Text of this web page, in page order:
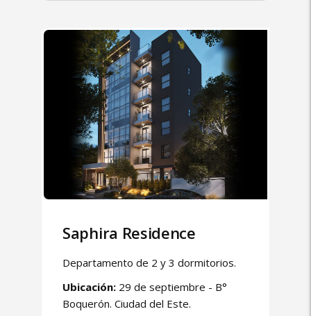
Saphira Residence
Departamento de 2 y 3 dormitorios.
Ubicación: 29 de septiembre - B°
Boquerón. Ciudad del Este.